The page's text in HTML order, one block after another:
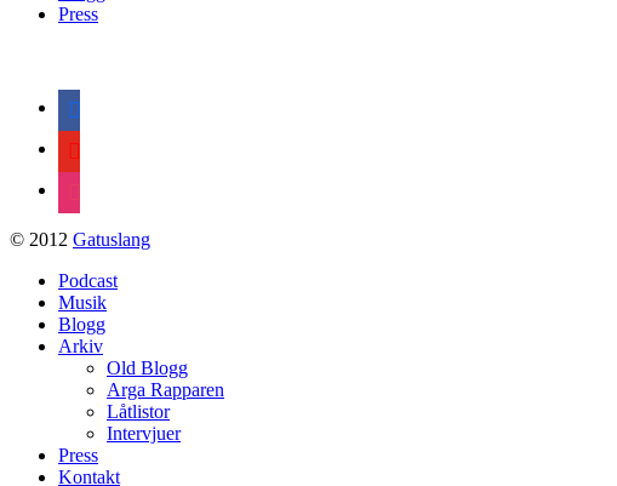
Press
facebook
youtube
instagram
© 2012 Gatuslang
Podcast
Musik
Blogg
Arkiv
Old Blogg
Arga Rapparen
Låtlistor
Intervjuer
Press
Kontakt